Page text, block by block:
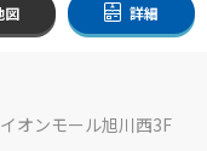
図 詳細
オンモール旭川西3F